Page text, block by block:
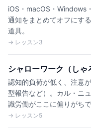
iOS・macOS・Windows
通知をまとめてオフにす
道具。
→ レッスン3
シャローワーク（しゃ
認知的負荷が低く、注意
型報告など）。カル・ニ
識労働がここに偏りがち
→ レッスン5